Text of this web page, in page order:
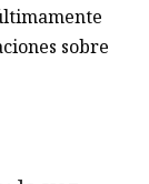
sobre